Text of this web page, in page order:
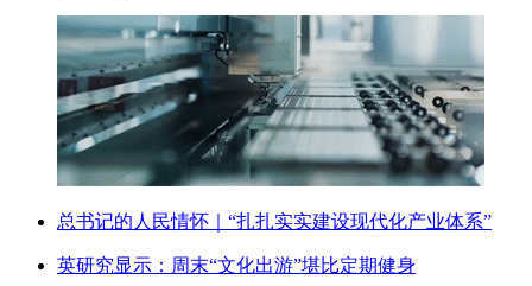
总书记的人民情怀｜“扎扎实实建设现代化产业体系”
英研究显示：周末“文化出游”堪比定期健身